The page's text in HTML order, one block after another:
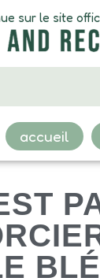
sur le site
accueil
BLÉ